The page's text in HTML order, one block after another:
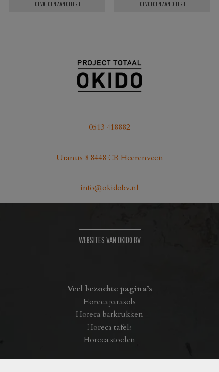
TOEVOEGEN AAN OFFERTE TOEVOEGEN AAN OFFERTE
0513 418882
Uranus 8 8448 CR Heerenveen
info@okidobv.nl
WEBSITES VAN OKIDO BV
Veel bezochte pagina’s
Horecaparasols
Horeca barkrukken
Horeca tafels
Horeca stoelen